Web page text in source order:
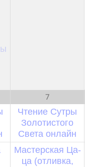
7
Чтение Сутры
Золотистого
Света онлайн
Мастерская Ца-
ца (отливка,